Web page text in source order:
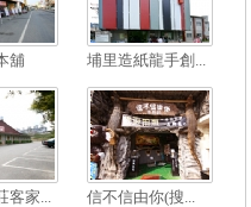
舖 埔里造紙龍手創...
客家... 信不信由你(搜...